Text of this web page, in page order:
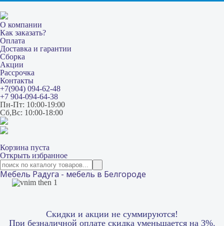
О компании
Как заказать?
Оплата
Доставка и гарантии
Сборка
Акции
Рассрочка
Контакты
+7(904) 094-62-48
+7 904-094-64-38
Пн-Пт: 10:00-19:00
Сб,Вс: 10:00-18:00
Корзина пуста
Открыть избранное
Мебель Радуга - мебель в Белгороде
Скидки и акции не суммируются!
При безналичной оплате скидка уменьшается на 3%.